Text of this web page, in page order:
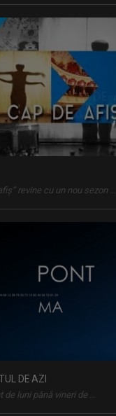
revine cu un nou sezon ...
DE AZI
luni până vineri de ...